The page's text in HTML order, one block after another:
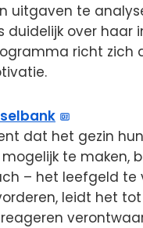
uitgaven te
over haar
richt zich
dat het gezin
te maken,
– het leefgeld te
leidt het